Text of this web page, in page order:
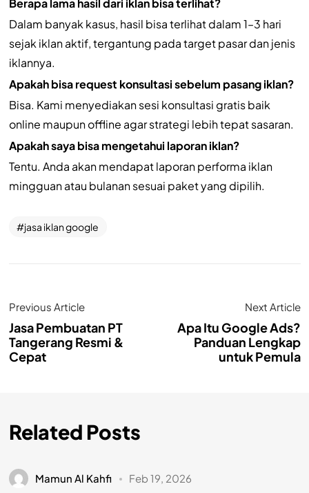
Dalam banyak kasus, hasil bisa terlihat dalam 1–3 hari
sejak iklan aktif, tergantung pada target pasar dan jenis
iklannya.
Apakah bisa request konsultasi sebelum pasang iklan?
Bisa. Kami menyediakan sesi konsultasi gratis baik
online maupun offline agar strategi lebih tepat sasaran.
Apakah saya bisa mengetahui laporan iklan?
Tentu. Anda akan mendapat laporan performa iklan
mingguan atau bulanan sesuai paket yang dipilih.
jasa iklan google
Previous Article
Jasa Pembuatan PT
Tangerang Resmi &
Cepat
Next Article
Apa Itu Google Ads?
Panduan Lengkap
untuk Pemula
Related Posts
Mamun Al Kahfi Feb 19, 2026